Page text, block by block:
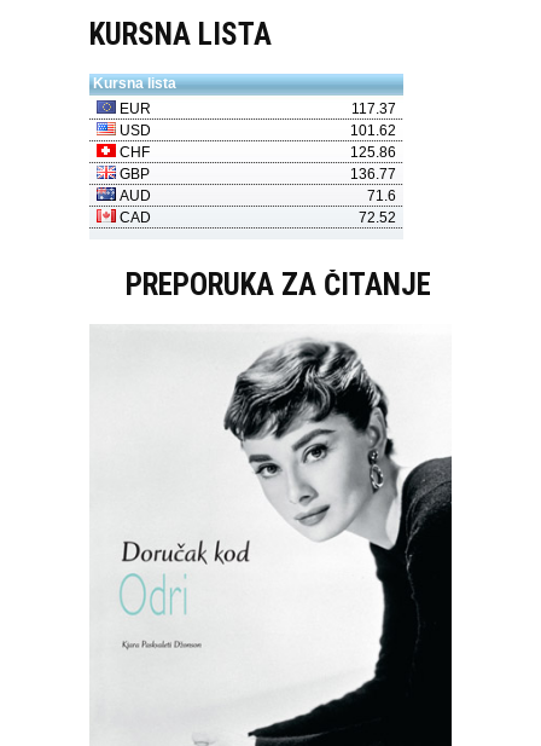
KURSNA LISTA
PREPORUKA ZA ČITANJE